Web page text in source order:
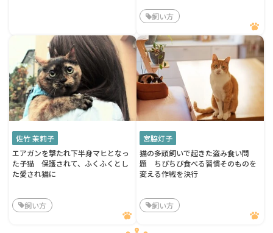
飼い方
佐竹 茉莉子
エアガンを撃たれ下半身マヒとなっ
た子猫 保護されて、ふくふくとし
た愛され猫に
飼い方
宮脇灯子
猫の多頭飼いで起きた盗み食い問
題 ちびちび食べる習慣そのものを
変える作戦を決行
飼い方